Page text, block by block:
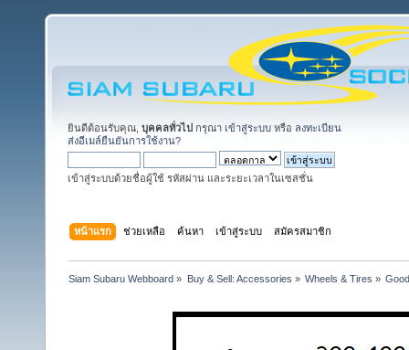
ยินดีต้อนรับคุณ, บุคคลทั่วไป กรุณา เข้าสู่ระบบ หรือ ลงทะเบียน
ส่งอีเมล์ยืนยันการใช้งาน?
เข้าสู่ระบบด้วยชื่อผู้ใช้ รหัสผ่าน และระยะเวลาในเซสชั่น
หน้าแรก ช่วยเหลือ ค้นหา เข้าสู่ระบบ สมัครสมาชิก
Siam Subaru Webboard » Buy & Sell: Accessories » Wheels & Tires »